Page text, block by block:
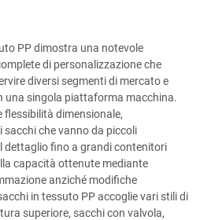
PP dimostra una notevole
di personalizzazione che
diversi segmenti di mercato e
una singola piattaforma macchina.
dimensionale,
che vanno da piccoli
dettaglio fino a grandi contenitori
capacità ottenute mediante
anziché modifiche
in tessuto PP accoglie vari stili di
superiore, sacchi con valvola,